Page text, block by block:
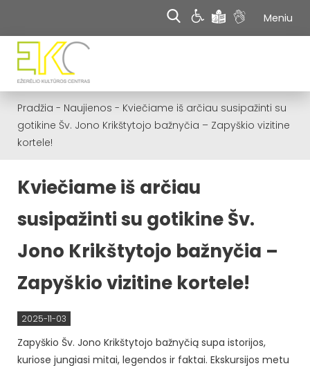
Meniu
Pradžia - Naujienos - Kviečiame iš arčiau susipažinti su
gotikine Šv. Jono Krikštytojo bažnyčia – Zapyškio vizitine
kortele!
Kviečiame iš arčiau
susipažinti su gotikine Šv.
Jono Krikštytojo bažnyčia –
Zapyškio vizitine kortele!
2025-11-03
Zapyškio Šv. Jono Krikštytojo bažnyčią supa istorijos,
kuriose jungiasi mitai, legendos ir faktai. Ekskursijos metu